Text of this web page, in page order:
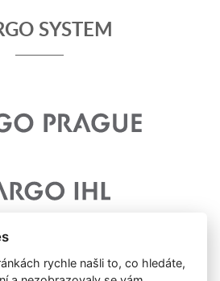
SYSTEM
rychle našli to, co hledáte,